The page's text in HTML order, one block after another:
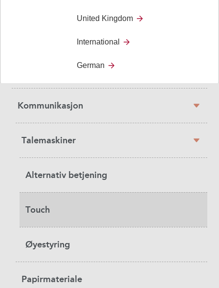
Kognisjon – Tid og planleggning
Kognisjon – Vektprodukter
Kommunikasjon
Talemaskiner
Alternativ betjening
Touch
Øyestyring
Papirmateriale
United Kingdom
International
German